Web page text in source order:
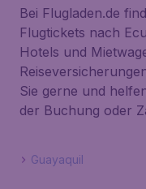
Bei Flugladen.de
Flugtickets nach
Hotels und
Sie gerne und
der Buchung oder
Guayaquil